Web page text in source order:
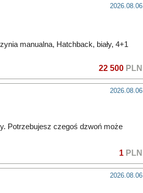
2026.08.06
manualna, Hatchback, biały, 4+1
22 500 PLN
2026.08.06
Potrzebujesz czegoś dzwoń może
1 PLN
2026.08.06